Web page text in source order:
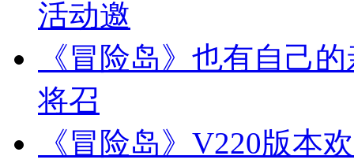
活动邀
《冒险岛》也有自己
将召
《冒险岛》V220版本